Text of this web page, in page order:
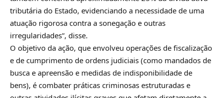
tributária do Estado, evidenciando a necessidade de uma
atuação rigorosa contra a sonegação e outras
irregularidades”, disse.
O objetivo da ação, que envolveu operações de fiscalização
e de cumprimento de ordens judiciais (como mandados de
busca e apreensão e medidas de indisponibilidade de
bens), é combater práticas criminosas estruturadas e